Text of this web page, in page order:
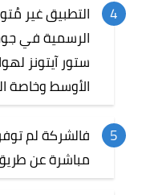
التطبيق غير
الرسمية في
ستور آيتونز
الأوسط وخاصة
فالشركة لم
مباشرة عن